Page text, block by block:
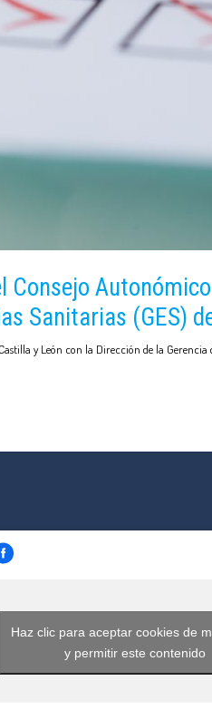
Sanitarias (GES)
y León con la Dirección de la Gerencia
Haz clic para aceptar cookies de
y permitir este contenido